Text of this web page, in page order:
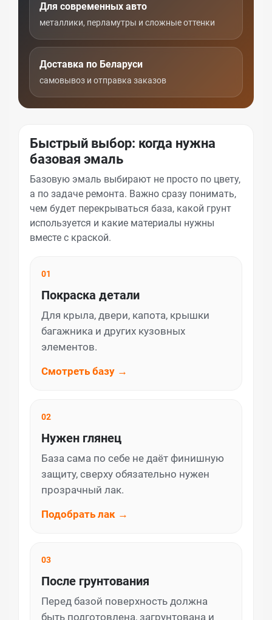
Для современных авто
металлики, перламутры и сложные оттенки
Доставка по Беларуси
самовывоз и отправка заказов
Быстрый выбор: когда нужна
базовая эмаль
Базовую эмаль выбирают не просто по цвету,
а по задаче ремонта. Важно сразу понимать,
чем будет перекрываться база, какой грунт
используется и какие материалы нужны
вместе с краской.
01
Покраска детали
Для крыла, двери, капота, крышки
багажника и других кузовных
элементов.
Смотреть базу →
02
Нужен глянец
База сама по себе не даёт финишную
защиту, сверху обязательно нужен
прозрачный лак.
Подобрать лак →
03
После грунтования
Перед базой поверхность должна
быть подготовлена, загрунтована и